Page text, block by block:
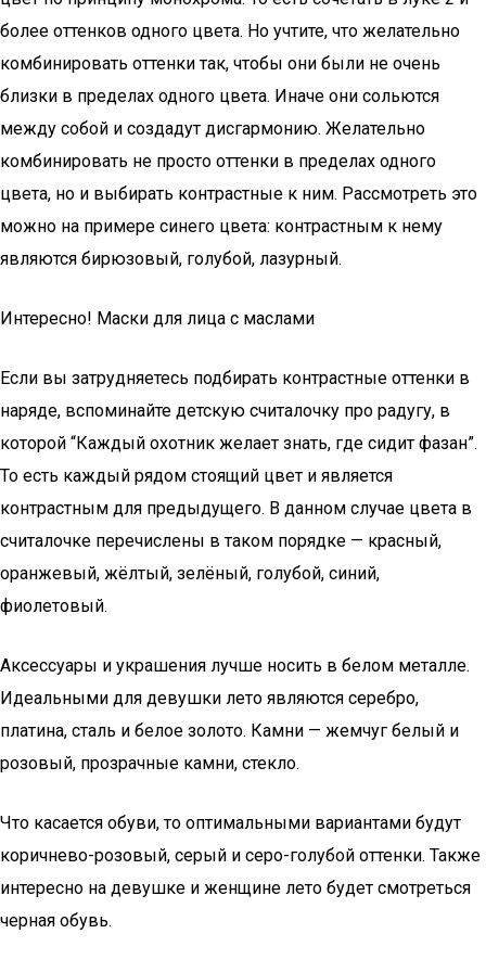
более оттенков одного цвета. Но учтите, что желательно
комбинировать оттенки так, чтобы они были не очень
близки в пределах одного цвета. Иначе они сольются
между собой и создадут дисгармонию. Желательно
комбинировать не просто оттенки в пределах одного
цвета, но и выбирать контрастные к ним. Рассмотреть это
можно на примере синего цвета: контрастным к нему
являются бирюзовый, голубой, лазурный.
Интересно! Маски для лица с маслами
Если вы затрудняетесь подбирать контрастные оттенки в
наряде, вспоминайте детскую считалочку про радугу, в
которой “Каждый охотник желает знать, где сидит фазан”.
То есть каждый рядом стоящий цвет и является
контрастным для предыдущего. В данном случае цвета в
считалочке перечислены в таком порядке — красный,
оранжевый, жёлтый, зелёный, голубой, синий,
фиолетовый.
Аксессуары и украшения лучше носить в белом металле.
Идеальными для девушки лето являются серебро,
платина, сталь и белое золото. Камни — жемчуг белый и
розовый, прозрачные камни, стекло.
Что касается обуви, то оптимальными вариантами будут
коричнево-розовый, серый и серо-голубой оттенки. Также
интересно на девушке и женщине лето будет смотреться
черная обувь.